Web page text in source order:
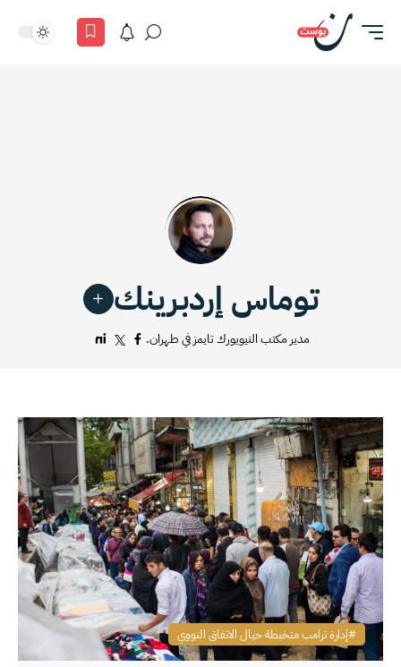
توماس إردبرينك
مدير مكتب النيويورك تايمز في طهران.
إدارة ترامب متخبطة حيال الاتفاق النووي